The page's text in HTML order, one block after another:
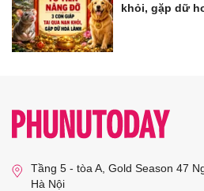
khỏi, gặp dữ
Tầng 5 - tòa A, Gold Season 47
Hà Nội